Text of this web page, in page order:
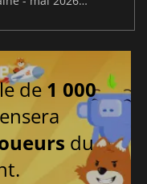
de 1 000
du